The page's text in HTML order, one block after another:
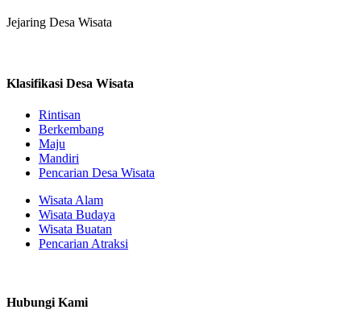
Jejaring Desa Wisata
Klasifikasi Desa Wisata
Rintisan
Berkembang
Maju
Mandiri
Pencarian Desa Wisata
Wisata Alam
Wisata Budaya
Wisata Buatan
Pencarian Atraksi
Hubungi Kami